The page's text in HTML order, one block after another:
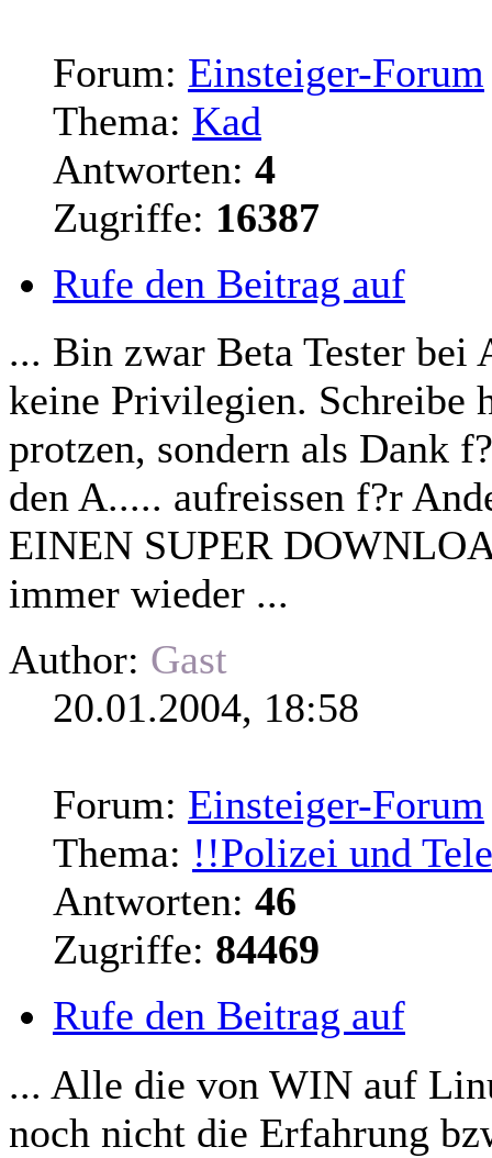
Forum: Einsteiger-Forum
Thema: Kad
Antworten: 4
Zugriffe: 16387
Rufe den Beitrag auf
... Bin zwar Beta Tester bei
keine Privilegien. Schreibe
protzen, sondern als Dank
den A..... aufreissen f?r
EINEN SUPER
immer wieder ...
Author: Gast
20.01.2004, 18:58
Forum: Einsteiger-Forum
Thema: !!Polizei und
Antworten: 46
Zugriffe: 84469
Rufe den Beitrag auf
... Alle die von WIN auf
noch nicht die Erfahrung